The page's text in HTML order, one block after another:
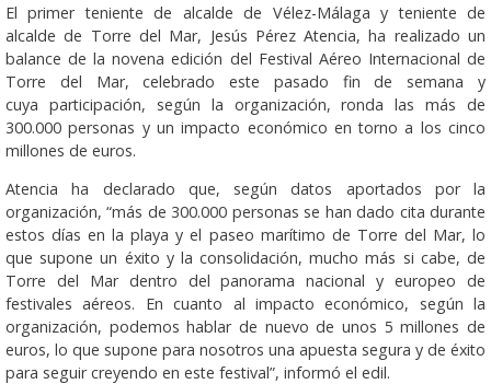
El primer teniente de alcalde de Vélez-Málaga y teniente de
alcalde de Torre del Mar, Jesús Pérez Atencia, ha realizado un
balance de la novena edición del Festival Aéreo Internacional de
Torre del Mar, celebrado este pasado fin de semana y
cuya participación, según la organización, ronda las más de
300.000 personas y un impacto económico en torno a los cinco
millones de euros.
Atencia ha declarado que, según datos aportados por la
organización, “más de 300.000 personas se han dado cita durante
estos días en la playa y el paseo marítimo de Torre del Mar, lo
que supone un éxito y la consolidación, mucho más si cabe, de
Torre del Mar dentro del panorama nacional y europeo de
festivales aéreos. En cuanto al impacto económico, según la
organización, podemos hablar de nuevo de unos 5 millones de
euros, lo que supone para nosotros una apuesta segura y de éxito
para seguir creyendo en este festival”, informó el edil.